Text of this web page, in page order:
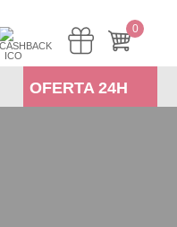
0
OFERTA 24H